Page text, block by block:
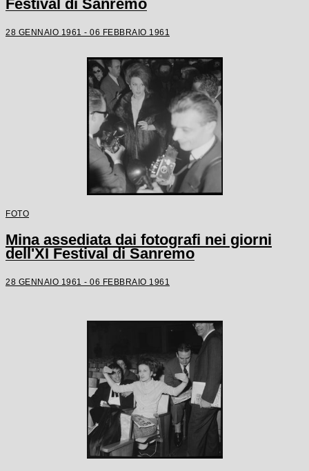
Festival di Sanremo
28 GENNAIO 1961 - 06 FEBBRAIO 1961
FOTO
Mina assediata dai fotografi nei giorni
dell'XI Festival di Sanremo
28 GENNAIO 1961 - 06 FEBBRAIO 1961